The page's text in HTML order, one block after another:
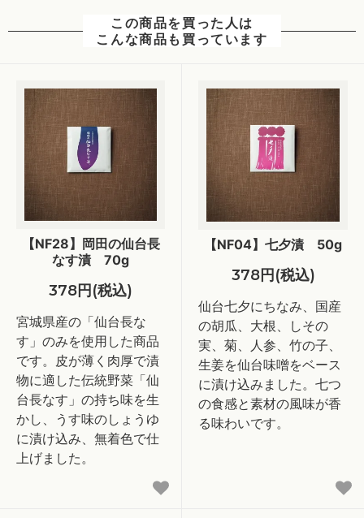
この商品を買った人は
こんな商品も買っています
【NF28】岡田の仙台長
なす漬 70g
378円(税込)
宮城県産の「仙台長な
す」のみを使用した商品
です。皮が薄く肉厚で漬
物に適した伝統野菜「仙
台長なす」の持ち味を生
かし、うす味のしょうゆ
に漬け込み、無着色で仕
上げました。
【NF04】七夕漬 50g
378円(税込)
仙台七夕にちなみ、国産
の胡瓜、大根、しその
実、菊、人参、竹の子、
生姜を仙台味噌をベース
に漬け込みました。七つ
の食感と素材の風味が香
る味わいです。